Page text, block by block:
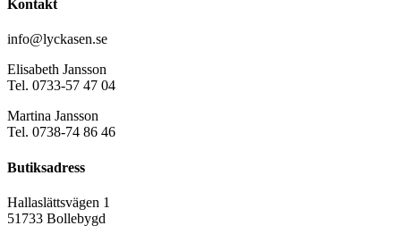
Kontakt
info@lyckasen.se
Elisabeth Jansson
Tel. 0733-57 47 04
Martina Jansson
Tel. 0738-74 86 46
Butiksadress
Hallaslättsvägen 1
51733 Bollebygd